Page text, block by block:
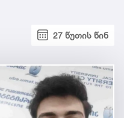
27 წუთის წინ